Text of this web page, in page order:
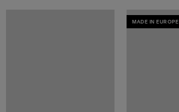
MADE IN EUROPE